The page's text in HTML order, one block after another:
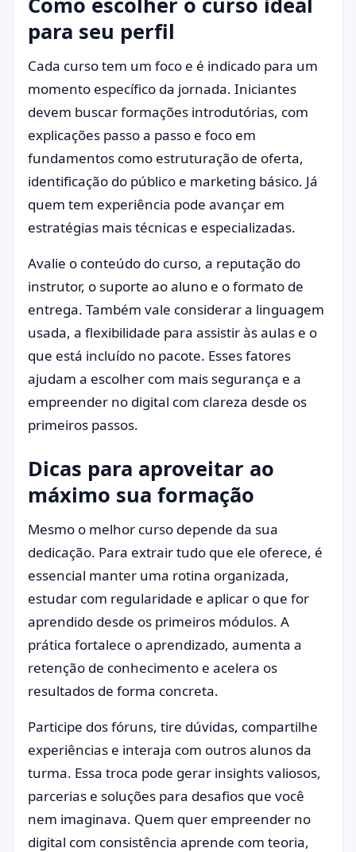
para seu perfil
Cada curso tem um foco e é indicado para um
momento específico da jornada. Iniciantes
devem buscar formações introdutórias, com
explicações passo a passo e foco em
fundamentos como estruturação de oferta,
identificação do público e marketing básico. Já
quem tem experiência pode avançar em
estratégias mais técnicas e especializadas.
Avalie o conteúdo do curso, a reputação do
instrutor, o suporte ao aluno e o formato de
entrega. Também vale considerar a linguagem
usada, a flexibilidade para assistir às aulas e o
que está incluído no pacote. Esses fatores
ajudam a escolher com mais segurança e a
empreender no digital com clareza desde os
primeiros passos.
Dicas para aproveitar ao
máximo sua formação
Mesmo o melhor curso depende da sua
dedicação. Para extrair tudo que ele oferece, é
essencial manter uma rotina organizada,
estudar com regularidade e aplicar o que for
aprendido desde os primeiros módulos. A
prática fortalece o aprendizado, aumenta a
retenção de conhecimento e acelera os
resultados de forma concreta.
Participe dos fóruns, tire dúvidas, compartilhe
experiências e interaja com outros alunos da
turma. Essa troca pode gerar insights valiosos,
parcerias e soluções para desafios que você
nem imaginava. Quem quer empreender no
digital com consistência aprende com teoria,